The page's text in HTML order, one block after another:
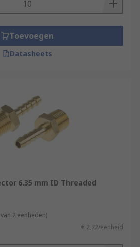
Toevoegen
Datasheets
6.35 mm ID Threaded
2 eenheden)
€ 2,72/eenheid